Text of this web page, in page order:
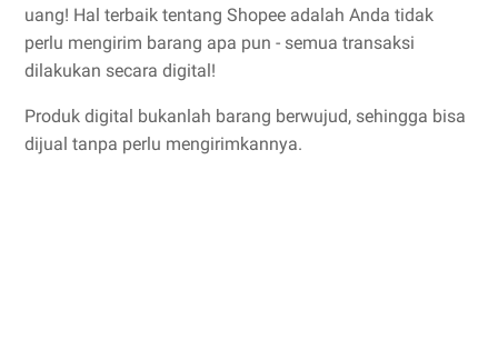
uang! Hal terbaik tentang Shopee adalah Anda tidak
perlu mengirim barang apa pun - semua transaksi
dilakukan secara digital!
Produk digital bukanlah barang berwujud, sehingga bisa
dijual tanpa perlu mengirimkannya.